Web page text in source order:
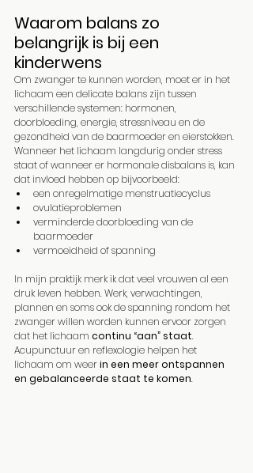
Waarom balans zo
belangrijk is bij een
kinderwens
Om zwanger te kunnen worden, moet er in het
lichaam een delicate balans zijn tussen
verschillende systemen: hormonen,
doorbloeding, energie, stressniveau en de
gezondheid van de baarmoeder en eierstokken.
Wanneer het lichaam langdurig onder stress
staat of wanneer er hormonale disbalans is, kan
dat invloed hebben op bijvoorbeeld:
een onregelmatige menstruatiecyclus
ovulatieproblemen
verminderde doorbloeding van de
baarmoeder
vermoeidheid of spanning
In mijn praktijk merk ik dat veel vrouwen al een
druk leven hebben. Werk, verwachtingen,
plannen en soms ook de spanning rondom het
zwanger willen worden kunnen ervoor zorgen
dat het lichaam continu “aan” staat.
Acupunctuur en reflexologie helpen het
lichaam om weer in een meer ontspannen
en gebalanceerde staat te komen.